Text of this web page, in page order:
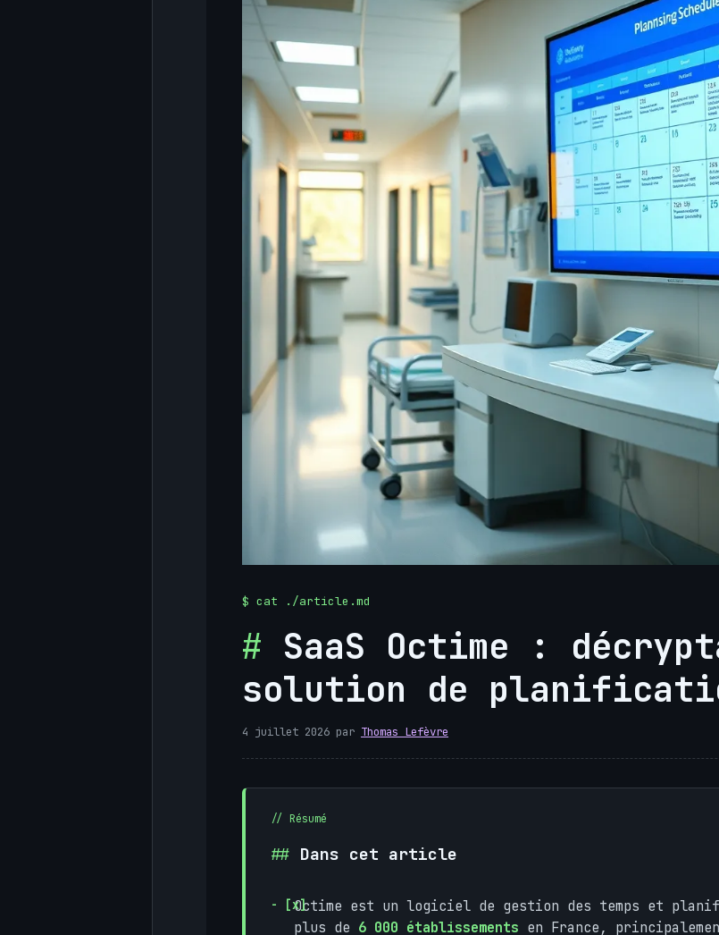
SaaS Octime :
solution de
4 juillet 2026 par Thomas Lefèvre
Dans cet article
Octime est un logiciel de gestion des temps et
plus de 6 000 établissements en France,